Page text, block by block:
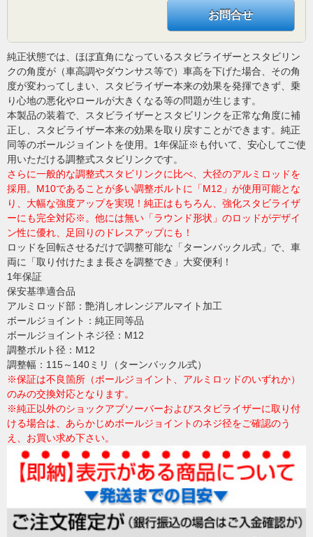
お問合せ
純正状態では、ほぼ直角になっているスタビライザーとスタビリン
クの角度が（車高調やダウンサス等で）車高を下げた場合、その角
度が変わってしまい、スタビライザー本来の効果を発揮できず、乗
り心地の悪化やロールが大きくなる等の問題が生じます。
本製品の装着で、スタビライザーとスタビリンクを正常な角度に補
正し、スタビライザー本来の効果を取り戻すことができます。純正
同等のボールジョイントを使用。1年保証※も付いて、安心してご使
用いただける調整式スタビリンクです。
さらに一般的な調整式スタビリンクに比べ、大径のアルミロッドを
採用。M10であることが多い調整ボルトに「M12」が使用可能とな
り、大幅な強度アップを実現！純正はもちろん、強化スタビライザ
ーにも完全対応※。他には無い「ラウンド形状」のロッドがデザイ
ン性に優れ、足回りのドレスアップにも！
ロッドを回転させるだけで調整可能な「ターンバックル式」で、車
両に「取り付けたまま長さを調整でき」大変便利！
1年保証
保安基準適合品
アルミロッド部：艶消しオレンジアルマイト加工
ボールジョイント：純正同等品
ボールジョイントネジ径：M12
調整ボルト径：M12
調整幅：115～140ミリ（ターンバックル式）
※保証は不良箇所（ボールジョイント、アルミロッドのいずれか）
のみの交換対応となります。
※純正以外のショックアブソーバーおよびスタビライザーに取り付
ける場合は、あらかじめボールジョイントのネジ径をご確認のう
え、お買い求め下さい。